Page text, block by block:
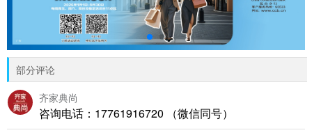
部分评论
齐家典尚
咨询电话：17761916720 （微信同号）